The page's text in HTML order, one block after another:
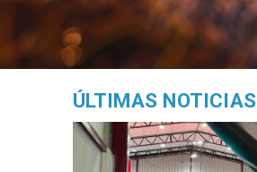
ÚLTIMAS NOTICIAS